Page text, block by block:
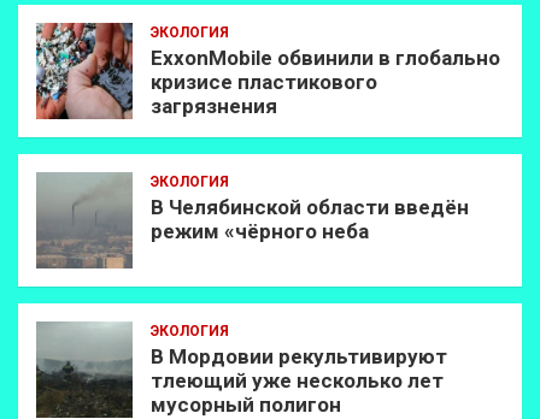
ЭКОЛОГИЯ
ExxonMobilе обвинили в глобально
кризисе пластикового
загрязнения
ЭКОЛОГИЯ
В Челябинской области введён
режим «чёрного неба
ЭКОЛОГИЯ
В Мордовии рекультивируют
тлеющий уже несколько лет
мусорный полигон